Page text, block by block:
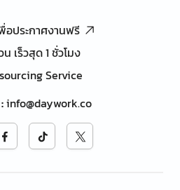
อประกาศงานฟรี
เร็วสุด 1 ชั่วโมง
Service
:info@daywork.co